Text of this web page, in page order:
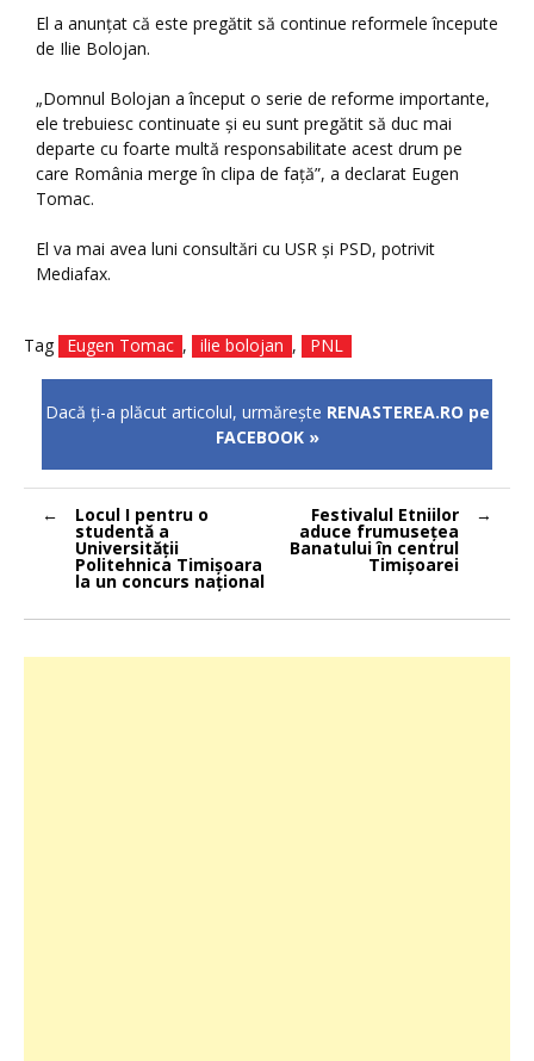
El a anunțat că este pregătit să continue reformele începute
de Ilie Bolojan.
„Domnul Bolojan a început o serie de reforme importante,
ele trebuiesc continuate și eu sunt pregătit să duc mai
departe cu foarte multă responsabilitate acest drum pe
care România merge în clipa de față”, a declarat Eugen
Tomac.
El va mai avea luni consultări cu USR și PSD, potrivit
Mediafax.
Tag Eugen Tomac , ilie bolojan , PNL
Dacă ţi-a plăcut articolul, urmăreşte RENASTEREA.RO pe
FACEBOOK »
Navigare
în
articole
Locul I pentru o
studentă a
Universității
Politehnica Timișoara
la un concurs național
Festivalul Etniilor
aduce frumusețea
Banatului în centrul
Timișoarei